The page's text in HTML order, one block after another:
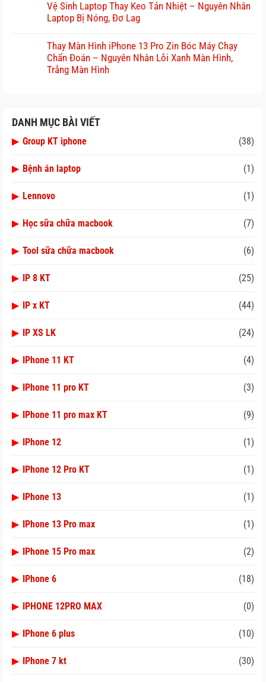
Vệ Sinh Laptop Thay Keo Tản Nhiệt – Nguyên Nhân
Laptop Bị Nóng, Đơ Lag
Thay Màn Hình iPhone 13 Pro Zin Bóc Máy Chạy
Chẩn Đoán – Nguyên Nhân Lỗi Xanh Màn Hình,
Trắng Màn Hình
DANH MỤC BÀI VIẾT
▶ Group KT iphone (38)
▶ Bệnh án laptop (1)
▶ Lennovo (1)
▶ Học sữa chữa macbook (7)
▶ Tool sữa chữa macbook (6)
▶ IP 8 KT (25)
▶ IP x KT (44)
▶ IP XS LK (24)
▶ IPhone 11 KT (4)
▶ IPhone 11 pro KT (3)
▶ IPhone 11 pro max KT (9)
▶ IPhone 12 (1)
▶ IPhone 12 Pro KT (1)
▶ IPhone 13 (1)
▶ IPhone 13 Pro max (1)
▶ IPhone 15 Pro max (2)
▶ IPhone 6 (18)
▶ IPHONE 12PRO MAX (0)
▶ IPhone 6 plus (10)
▶ IPhone 7 kt (30)